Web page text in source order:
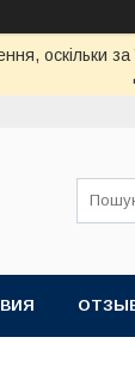
оскільки